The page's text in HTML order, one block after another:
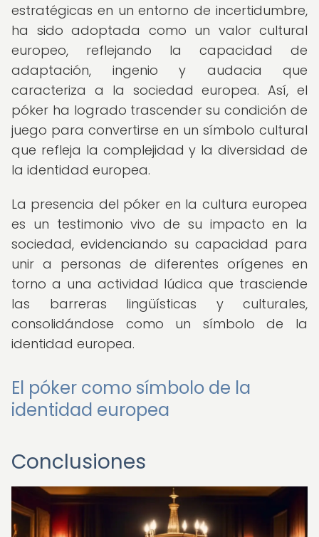
estratégicas en un entorno de incertidumbre,
ha sido adoptada como un valor cultural
europeo, reflejando la capacidad de
adaptación, ingenio y audacia que
caracteriza a la sociedad europea. Así, el
póker ha logrado trascender su condición de
juego para convertirse en un símbolo cultural
que refleja la complejidad y la diversidad de
la identidad europea.
La presencia del póker en la cultura europea
es un testimonio vivo de su impacto en la
sociedad, evidenciando su capacidad para
unir a personas de diferentes orígenes en
torno a una actividad lúdica que trasciende
las barreras lingüísticas y culturales,
consolidándose como un símbolo de la
identidad europea.
El póker como símbolo de la
identidad europea
Conclusiones